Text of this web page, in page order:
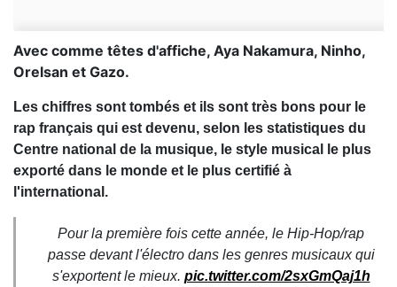
Avec comme têtes d'affiche, Aya Nakamura, Ninho,
Orelsan et Gazo.
Les chiffres sont tombés et ils sont très bons pour le
rap français qui est devenu, selon les statistiques du
Centre national de la musique, le style musical le plus
exporté dans le monde et le plus certifié à
l'international.
Pour la première fois cette année, le Hip-Hop/rap
passe devant l'électro dans les genres musicaux qui
s'exportent le mieux. pic.twitter.com/2sxGmQaj1h